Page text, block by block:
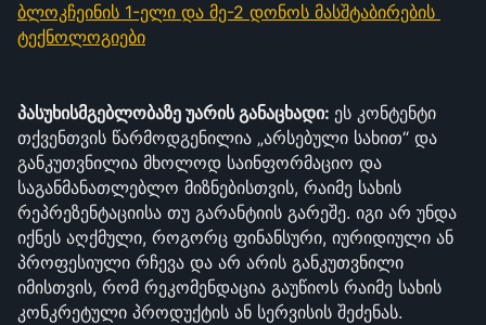
ბლოკჩეინის 1-ელი და მე-2 დონოს მასშტაბირების
ტექნოლოგიები
პასუხისმგებლობაზე უარის განაცხადი: ეს კონტენტი
თქვენთვის წარმოდგენილია „არსებული სახით“ და
განკუთვნილია მხოლოდ საინფორმაციო და
საგანმანათლებლო მიზნებისთვის, რაიმე სახის
რეპრეზენტაციისა თუ გარანტიის გარეშე. იგი არ უნდა
იქნეს აღქმული, როგორც ფინანსური, იურიდიული ან
პროფესიული რჩევა და არ არის განკუთვნილი
იმისთვის, რომ რეკომენდაცია გაუწიოს რაიმე სახის
კონკრეტული პროდუქტის ან სერვისის შეძენას.